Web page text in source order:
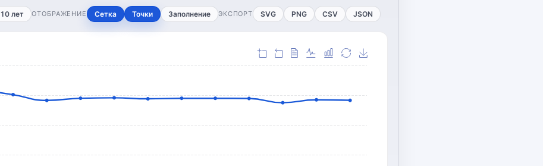
10 лет ОТОБРАЖЕНИЕ Сетка Точки Заполнение ЭКСПОРТ SVG PNG CSV JSON